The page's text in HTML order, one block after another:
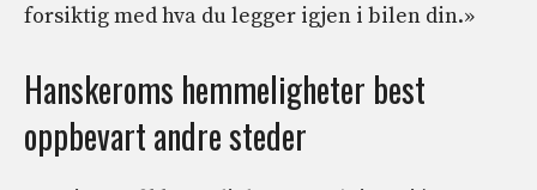
forsiktig med hva du legger igjen i bilen din.»
Hanskeroms hemmeligheter best
oppbevart andre steder